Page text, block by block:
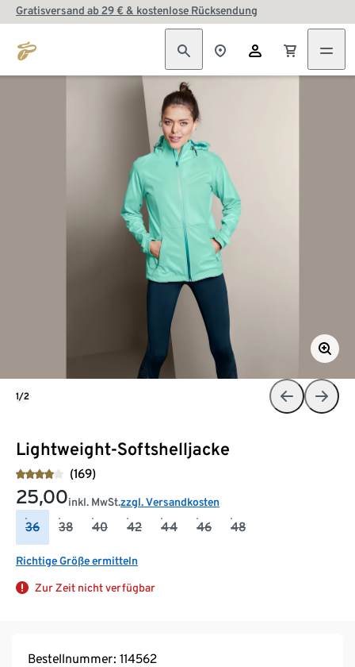
Gratisversand ab 29 € & kostenlose Rücksendung
Lightweight-Softshelljacke
(169)
25,00inkl. MwSt.zzgl. Versandkosten
36 38 40 42 44 46 48
Richtige Größe ermitteln
Zur Zeit nicht verfügbar
1/2
Bestellnummer: 114562